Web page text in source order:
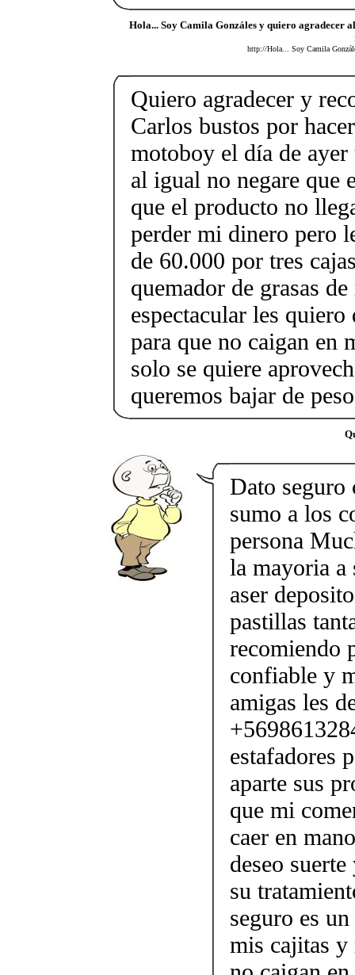
Hola... Soy Camila Gonzáles y quiero agradecer
http://Hola... Soy Camila
Quiero agradecer y
Carlos bustos por
motoboy el día de ayer
al igual no negare que
que el producto no
perder mi dinero pero
de 60.000 por tres
quemador de grasas
espectacular les
para que no caigan en
solo se quiere
queremos bajar de
Dato seguro
sumo a los
persona
la mayoria a
aser
pastillas
recomiendo
confiable y
amigas les
estafadores
aparte sus
que mi
caer en
deseo
su
seguro es
mis cajitas y